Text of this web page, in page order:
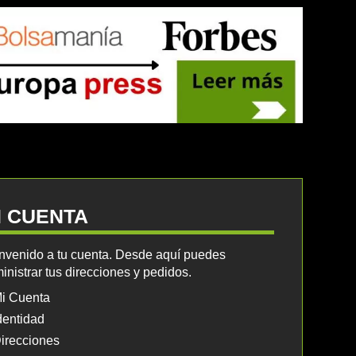
CUENTA
a tu cuenta. Desde aquí puedes
tus direcciones y pedidos.
Cuenta